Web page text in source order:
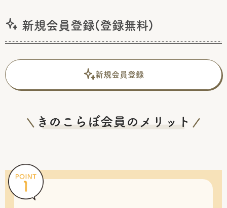
新規会員登録(登録無料)
新規会員登録